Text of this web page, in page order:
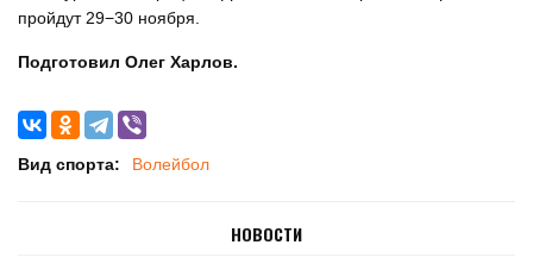
пройдут 29−30 ноября.
Подготовил Олег Харлов.
Вид спорта: Волейбол
НОВОСТИ